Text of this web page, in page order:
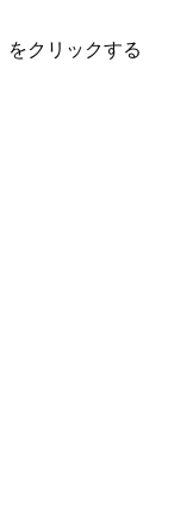
クリックする